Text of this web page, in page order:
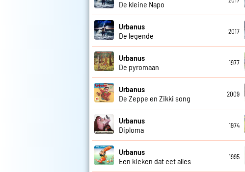
De kleine Napo
Urbanus
De legende
2017
Urbanus
De pyromaan
1977
Urbanus
De Zeppe en Zikki song
2009
Urbanus
Diploma
1974
Urbanus
Een kieken dat eet alles
1995